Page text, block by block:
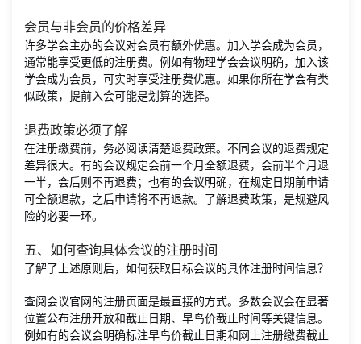
会员与非会员的价格差异
许多学会主办的会议对会员有额外优惠。加入学会成为会员，
通常能享受更低的注册费。例如有物理学会会议明确，加入该
学会成为会员，可实时享受注册费优惠。如果你所在学会有类
似政策，提前入会可能是划算的选择。
退费政策必须了解
在注册缴费前，务必阅读清楚退费政策。不同会议的退费规定
差异很大。有的会议规定会前一个月全额退费，会前半个月退
一半，会后则不再退费；也有的会议明确，在规定日期前申请
可全额退款，之后申请将不再退款。了解退费政策，是规避风
险的必要一环。
五、如何查询具体会议的注册时间
了解了上述原则后，如何获取目标会议的具体注册时间信息？
查阅会议官网的注册页面是最直接的方式。多数会议会在显著
位置公布注册开放和截止日期、早鸟价截止时间等关键信息。
例如有的会议会明确标注早鸟价截止日期和网上注册缴费截止